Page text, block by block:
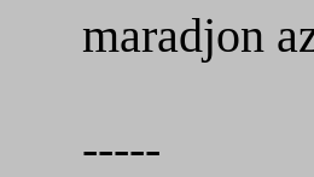
maradjon
-----